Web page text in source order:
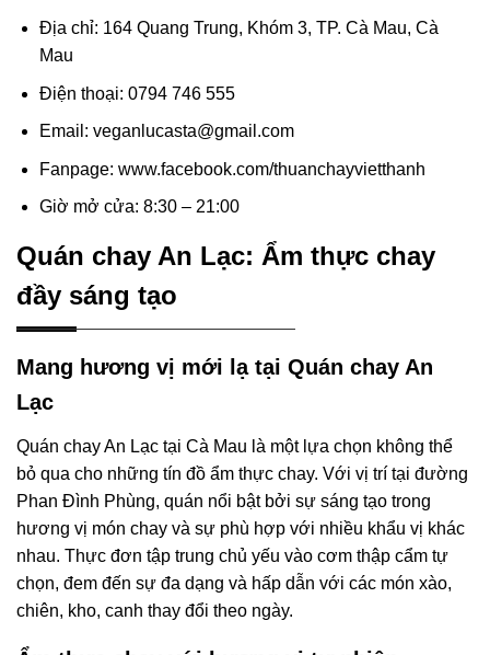
Địa chỉ: 164 Quang Trung, Khóm 3, TP. Cà Mau, Cà
Mau
Điện thoại: 0794 746 555
Email: veganlucasta@gmail.com
Fanpage: www.facebook.com/thuanchayvietthanh
Giờ mở cửa: 8:30 – 21:00
Quán chay An Lạc: Ẩm thực chay
đầy sáng tạo
Mang hương vị mới lạ tại Quán chay An
Lạc
Quán chay An Lạc tại Cà Mau là một lựa chọn không thể
bỏ qua cho những tín đồ ẩm thực chay. Với vị trí tại đường
Phan Đình Phùng, quán nổi bật bởi sự sáng tạo trong
hương vị món chay và sự phù hợp với nhiều khẩu vị khác
nhau. Thực đơn tập trung chủ yếu vào cơm thập cẩm tự
chọn, đem đến sự đa dạng và hấp dẫn với các món xào,
chiên, kho, canh thay đổi theo ngày.